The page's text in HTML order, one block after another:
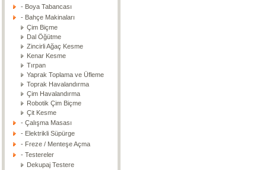
- Boya Tabancası
- Bahçe Makinaları
Çim Biçme
Dal Öğütme
Zincirli Ağaç Kesme
Kenar Kesme
Tırpan
Yaprak Toplama ve Üfleme
Toprak Havalandırma
Çim Havalandırma
Robotik Çim Biçme
Çit Kesme
- Çalışma Masası
- Elektrikli Süpürge
- Freze / Menteşe Açma
- Testereler
Dekupaj Testere